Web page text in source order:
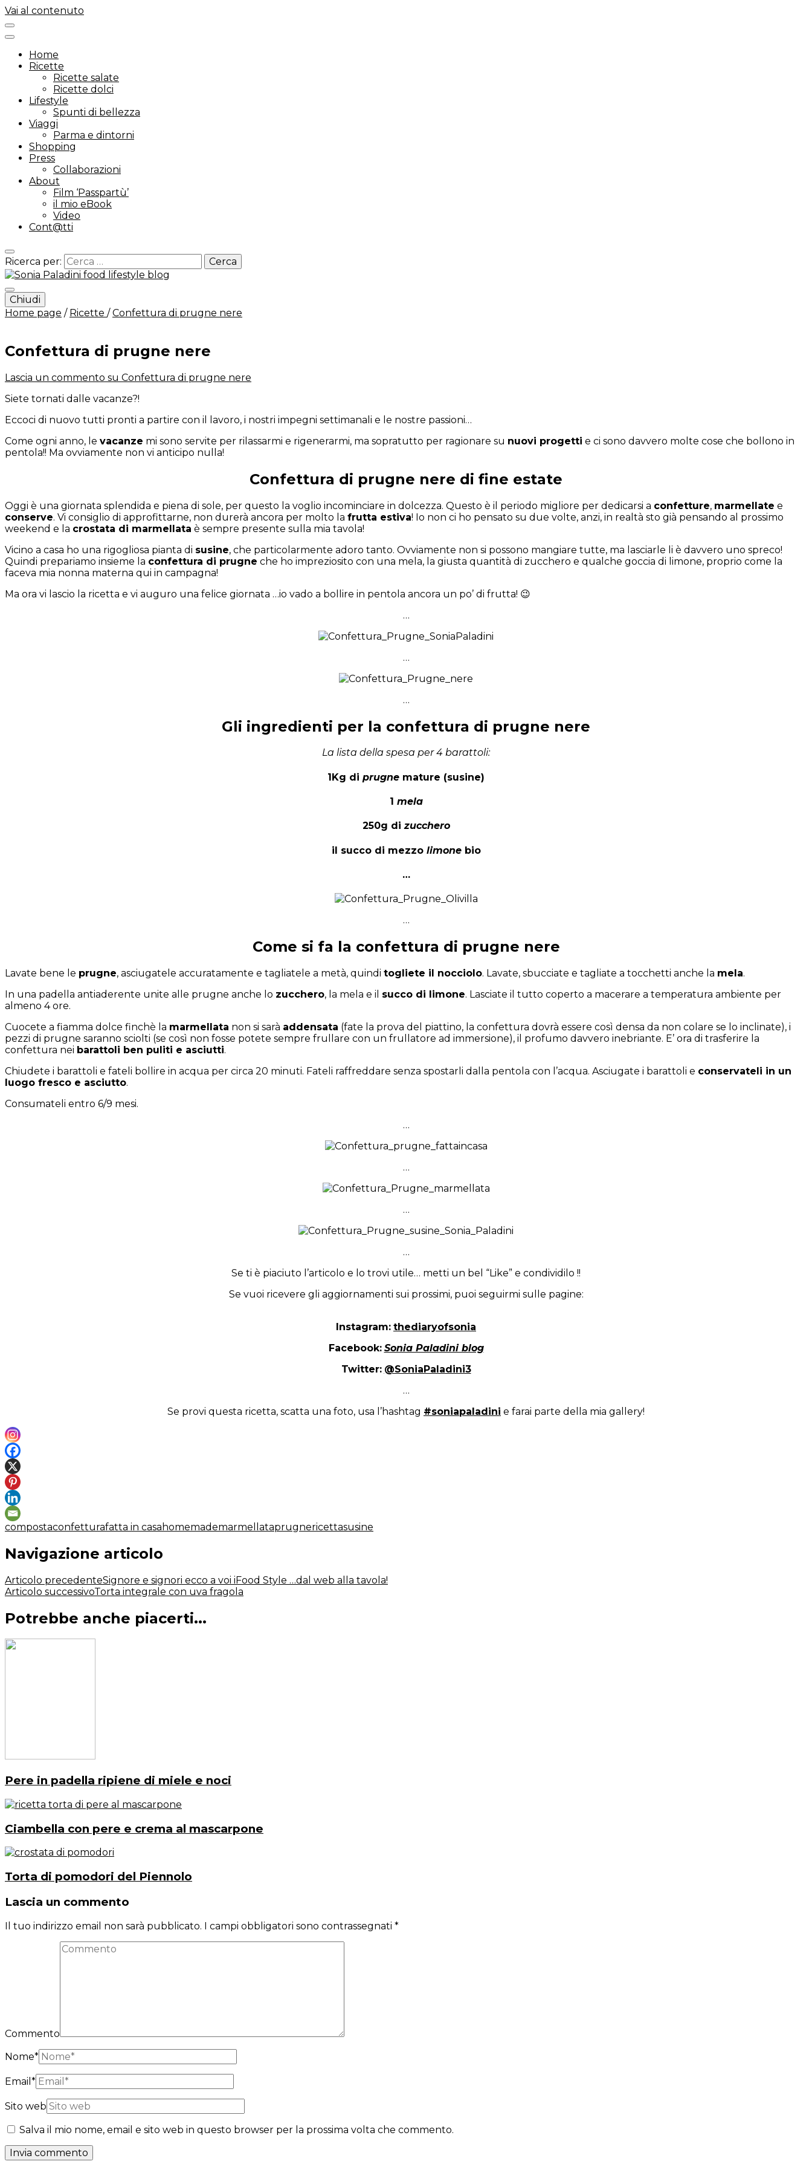
Vai al contenuto
Home
Ricette
Ricette salate
Ricette dolci
Lifestyle
Spunti di bellezza
Viaggi
Parma e dintorni
Shopping
Press
Collaborazioni
About
Film ‘Passpartù’
il mio eBook
Video
Cont@tti
Ricerca per:
Sonia Paladini – food and lifestyle blog – Italy
Chiudi
Home page / Ricette / Confettura di prugne nere
Confettura di prugne nere
Lascia un commento su Confettura di prugne nere
Siete tornati dalle vacanze?!
Eccoci di nuovo tutti pronti a partire con il lavoro, i nostri impegni settimanali e le nostre passioni…
Come ogni anno, le vacanze mi sono servite per rilassarmi e rigenerarmi, ma sopratutto per ragionare su nuovi progetti e ci sono davvero molte cose che bollono in
pentola!! Ma ovviamente non vi anticipo nulla!
Confettura di prugne nere di fine estate
Oggi è una giornata splendida e piena di sole, per questo la voglio incominciare in dolcezza. Questo è il periodo migliore per dedicarsi a confetture, marmellate e
conserve. Vi consiglio di approfittarne, non durerà ancora per molto la frutta estiva! Io non ci ho pensato su due volte, anzi, in realtà sto già pensando al prossimo
weekend e la crostata di marmellata è sempre presente sulla mia tavola!
Vicino a casa ho una rigogliosa pianta di susine, che particolarmente adoro tanto. Ovviamente non si possono mangiare tutte, ma lasciarle li è davvero uno spreco!
Quindi prepariamo insieme la confettura di prugne che ho impreziosito con una mela, la giusta quantità di zucchero e qualche goccia di limone, proprio come la
faceva mia nonna materna qui in campagna!
Ma ora vi lascio la ricetta e vi auguro una felice giornata …io vado a bollire in pentola ancora un po’ di frutta! 😉
…
…
…
Gli ingredienti per la confettura di prugne nere
La lista della spesa per 4 barattoli:
1Kg di prugne mature (susine)
1 mela
250g dizucchero
il succo di mezzo limonebio
…
…
Come si fa la confettura di prugne nere
Lavate bene le prugne, asciugatele accuratamente e tagliatele a metà, quindi togliete il nocciolo. Lavate, sbucciate e tagliate a tocchetti anche la mela.
In una padella antiaderente unite alle prugne anche lo zucchero, la mela e il succo di limone. Lasciate il tutto coperto a macerare a temperatura ambiente per
almeno 4 ore.
Cuocete a fiamma dolce finchè la marmellata non si sarà addensata (fate la prova del piattino, la confettura dovrà essere così densa da non colare se lo inclinate), i
pezzi di prugne saranno sciolti (se così non fosse potete sempre frullare con un frullatore ad immersione), il profumo davvero inebriante. E’ ora di trasferire la
confettura nei barattoli ben puliti e asciutti.
Chiudete i barattoli e fateli bollire in acqua per circa 20 minuti. Fateli raffreddare senza spostarli dalla pentola con l’acqua. Asciugate i barattoli e conservateli in un
luogo fresco e asciutto.
Consumateli entro 6/9 mesi.
…
…
…
…
Se ti è piaciuto l’articolo e lo trovi utile… metti un bel “Like” e condividilo !!
Se vuoi ricevere gli aggiornamenti sui prossimi, puoi seguirmi sulle pagine:
Instagram: thediaryofsonia
Facebook: Sonia Paladini blog
Twitter: @SoniaPaladini3
…
Se provi questa ricetta, scatta una foto, usa l’hashtag #soniapaladini e farai parte della mia gallery!
compostaconfetturafatta in casa homemademarmellataprugnericettasusine
Navigazione articolo
Articolo precedenteSignore e signori ecco a voi iFood Style …dal web alla tavola!
Articolo successivoTorta integrale con uva fragola
Potrebbe anche piacerti...
Pere in padella ripiene di miele e noci
Ciambella con pere e crema al mascarpone
Torta di pomodori del Piennolo
Lascia un commento
Il tuo indirizzo email non sarà pubblicato. I campi obbligatori sono contrassegnati *
Commento
Nome*
Email *
Sito web
Salva il mio nome, email e sito web in questo browser per la prossima volta che commento.